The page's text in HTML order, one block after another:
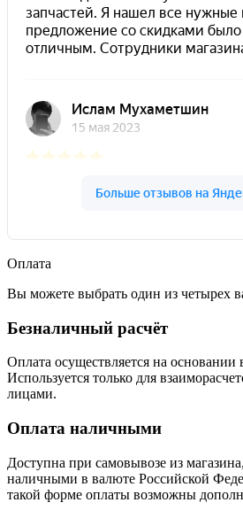
Оплата
Вы можете выбрать один из четырех
Безналичный расчёт
Оплата осуществляется на основании
Используется только для
лицами.
Оплата наличными
Доступна при самовывозе из
наличными в валюте Российской
такой форме оплаты возможны